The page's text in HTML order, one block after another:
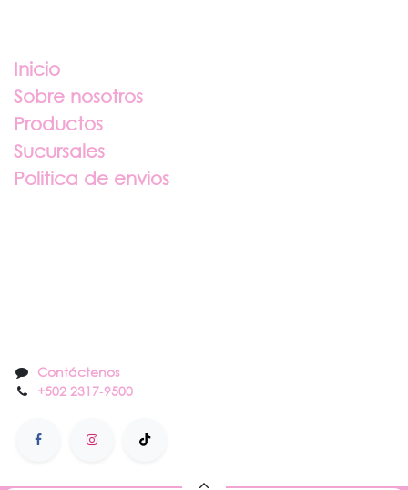
Inicio
Sobre nosotros
Productos
Sucursales
Politica de envios
Contáctenos
+502 2317-9500